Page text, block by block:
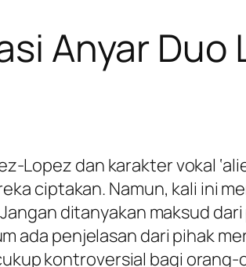
Anyar
dan karakter vokal
ciptakan. Namun, kali ini
ditanyakan maksud
ada penjelasan dari pihak
kontroversial bagi